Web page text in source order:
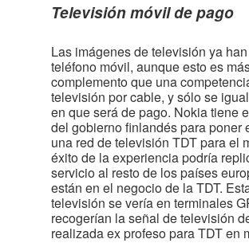
Televisión móvil de pago
Las imágenes de televisión ya
teléfono móvil, aunque esto es
complemento que una
televisión por cable, y sólo se
en que será de pago. Nokia tiene
del gobierno finlandés para poner
una red de televisión TDT para el
éxito de la experiencia podría
servicio al resto de los países
están en el negocio de la TDT.
televisión se vería en terminales
recogerían la señal de televisión
realizada ex profeso para TDT en